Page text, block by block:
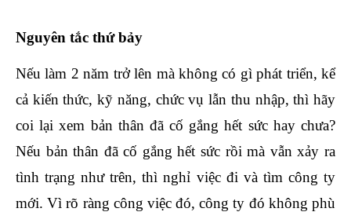
Nguyên tắc thứ bảy
Nếu làm 2 năm trở lên mà không có gì phát triển, kể
cả kiến thức, kỹ năng, chức vụ lẫn thu nhập, thì hãy
coi lại xem bản thân đã cố gắng hết sức hay chưa?
Nếu bản thân đã cố gắng hết sức rồi mà vẫn xảy ra
tình trạng như trên, thì nghỉ việc đi và tìm công ty
mới. Vì rõ ràng công việc đó, công ty đó không phù